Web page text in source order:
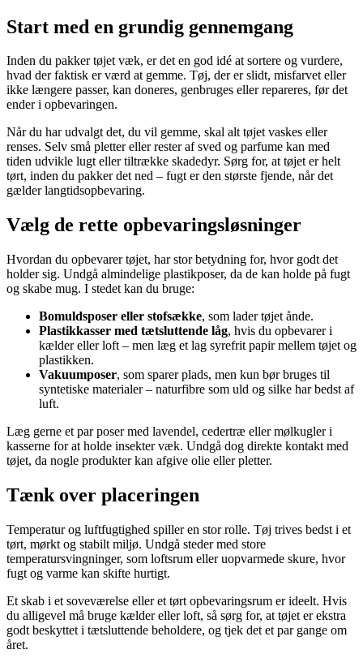
Start med en grundig gennemgang
Inden du pakker tøjet væk, er det en god idé at sortere og vurdere,
hvad der faktisk er værd at gemme. Tøj, der er slidt, misfarvet eller
ikke længere passer, kan doneres, genbruges eller repareres, før det
ender i opbevaringen.
Når du har udvalgt det, du vil gemme, skal alt tøjet vaskes eller
renses. Selv små pletter eller rester af sved og parfume kan med
tiden udvikle lugt eller tiltrække skadedyr. Sørg for, at tøjet er helt
tørt, inden du pakker det ned – fugt er den største fjende, når det
gælder langtidsopbevaring.
Vælg de rette opbevaringsløsninger
Hvordan du opbevarer tøjet, har stor betydning for, hvor godt det
holder sig. Undgå almindelige plastikposer, da de kan holde på fugt
og skabe mug. I stedet kan du bruge:
Bomuldsposer eller stofsække, som lader tøjet ånde.
Plastikkasser med tætsluttende låg, hvis du opbevarer i
kælder eller loft – men læg et lag syrefrit papir mellem tøjet og
plastikken.
Vakuumposer, som sparer plads, men kun bør bruges til
syntetiske materialer – naturfibre som uld og silke har bedst af
luft.
Læg gerne et par poser med lavendel, cedertræ eller mølkugler i
kasserne for at holde insekter væk. Undgå dog direkte kontakt med
tøjet, da nogle produkter kan afgive olie eller pletter.
Tænk over placeringen
Temperatur og luftfugtighed spiller en stor rolle. Tøj trives bedst i et
tørt, mørkt og stabilt miljø. Undgå steder med store
temperatursvingninger, som loftsrum eller uopvarmede skure, hvor
fugt og varme kan skifte hurtigt.
Et skab i et soveværelse eller et tørt opbevaringsrum er ideelt. Hvis
du alligevel må bruge kælder eller loft, så sørg for, at tøjet er ekstra
godt beskyttet i tætsluttende beholdere, og tjek det et par gange om
året.